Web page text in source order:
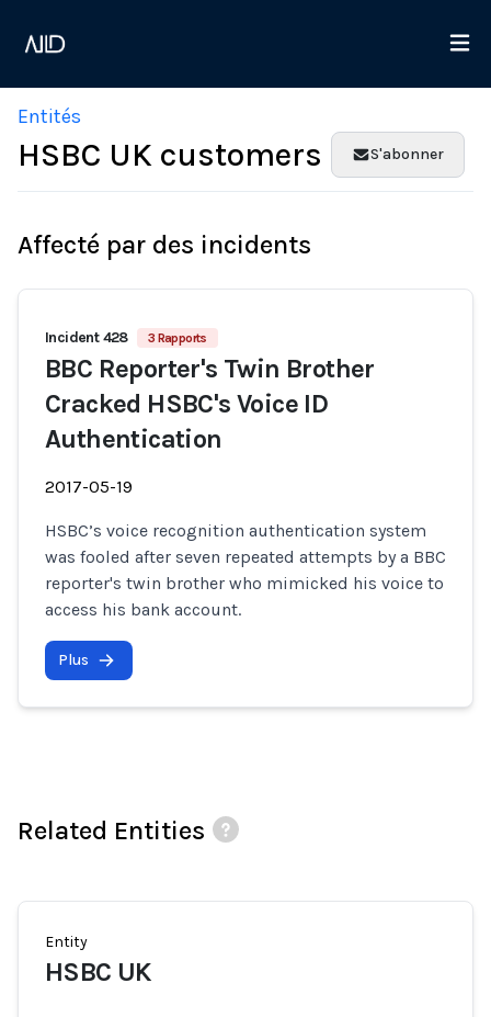
Entités
HSBC UK customers S'abonner
Affecté par des incidents
Incident 428 3 Rapports
BBC Reporter's Twin Brother
Cracked HSBC's Voice ID
Authentication
2017-05-19
HSBC’s voice recognition authentication system
was fooled after seven repeated attempts by a BBC
reporter's twin brother who mimicked his voice to
access his bank account.
Plus
Related Entities
Entity
HSBC UK